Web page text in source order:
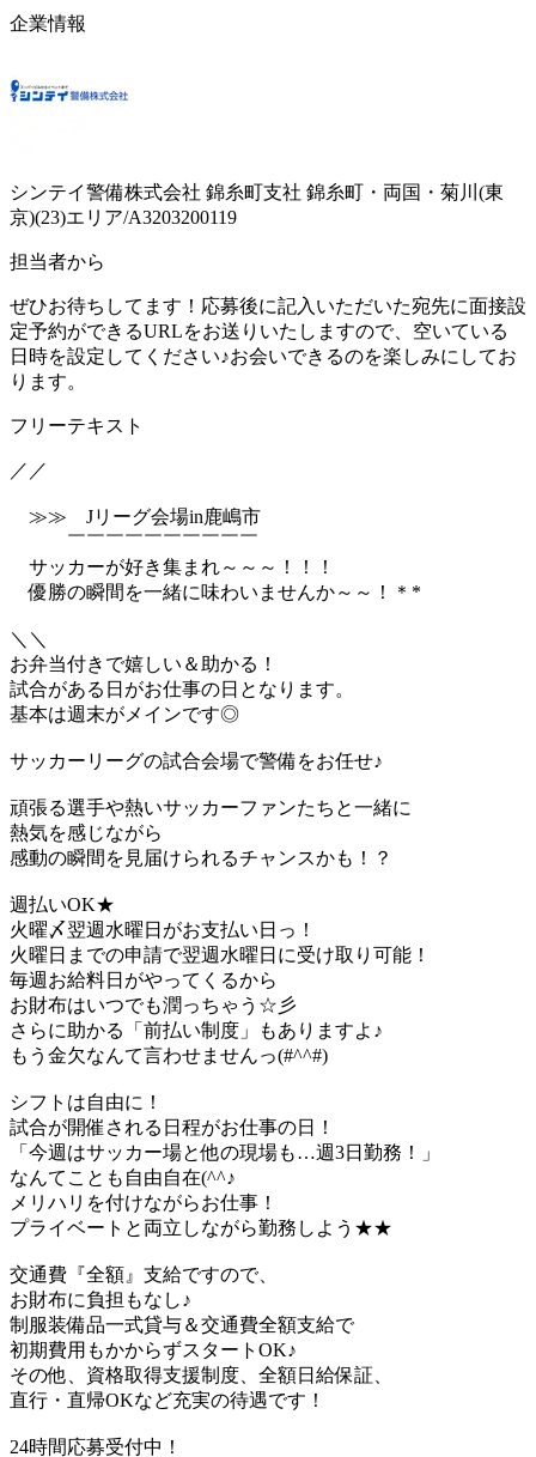
企業情報
シンテイ警備株式会社 錦糸町支社 錦糸町・両国・菊川(東
京)(23)エリア/A3203200119
担当者から
ぜひお待ちしてます！応募後に記入いただいた宛先に面接設
定予約ができるURLをお送りいたしますので、空いている
日時を設定してください♪お会いできるのを楽しみにしてお
ります。
フリーテキスト
／／
≫≫ Jリーグ会場in鹿嶋市
￣￣￣￣￣￣￣￣￣￣
サッカーが好き集まれ～～～！！！
優勝の瞬間を一緒に味わいませんか～～！＊*
＼＼
お弁当付きで嬉しい＆助かる！
試合がある日がお仕事の日となります。
基本は週末がメインです◎
サッカーリーグの試合会場で警備をお任せ♪
頑張る選手や熱いサッカーファンたちと一緒に
熱気を感じながら
感動の瞬間を見届けられるチャンスかも！？
週払いOK★
火曜〆翌週水曜日がお支払い日っ！
火曜日までの申請で翌週水曜日に受け取り可能！
毎週お給料日がやってくるから
お財布はいつでも潤っちゃう☆彡
さらに助かる「前払い制度」もありますよ♪
もう金欠なんて言わせませんっ(#^^#)
シフトは自由に！
試合が開催される日程がお仕事の日！
「今週はサッカー場と他の現場も…週3日勤務！」
なんてことも自由自在(^^♪
メリハリを付けながらお仕事！
プライベートと両立しながら勤務しよう★★
交通費『全額』支給ですので、
お財布に負担もなし♪
制服装備品一式貸与＆交通費全額支給で
初期費用もかからずスタートOK♪
その他、資格取得支援制度、全額日給保証、
直行・直帰OKなど充実の待遇です！
24時間応募受付中！